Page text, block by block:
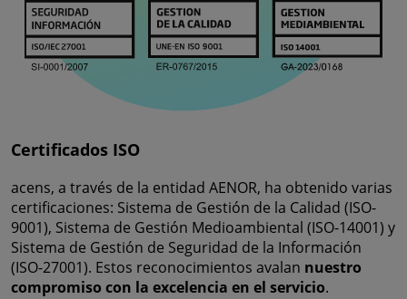
Certificados ISO
acens, a través de la entidad AENOR, ha obtenido varias
certificaciones: Sistema de Gestión de la Calidad (ISO-
9001), Sistema de Gestión Medioambiental (ISO-14001) y
Sistema de Gestión de Seguridad de la Información
(ISO-27001). Estos reconocimientos avalan nuestro
compromiso con la excelencia en el servicio.